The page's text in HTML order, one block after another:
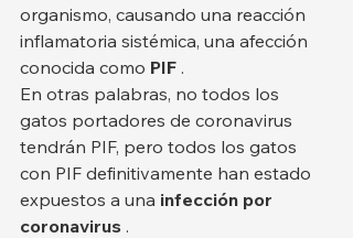
organismo, causando una reacción
inflamatoria sistémica, una afección
conocida como PIF .
En otras palabras, no todos los
gatos portadores de coronavirus
tendrán PIF, pero todos los gatos
con PIF definitivamente han estado
expuestos a una infección por
coronavirus .